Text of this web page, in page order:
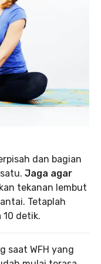
dan bagian
Jaga agar
tekanan lembut
Tetaplah
10 detik.
saat WFH yang